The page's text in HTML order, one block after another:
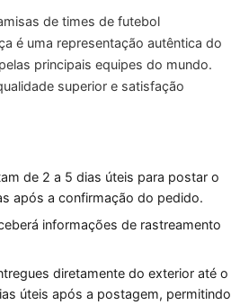
de times de futebol
é uma representação autêntica do
principais equipes do mundo.
superior e satisfação
de 2 a 5 dias úteis para postar o
após a confirmação do pedido.
informações de rastreamento
diretamente do exterior até o
úteis após a postagem, permitindo